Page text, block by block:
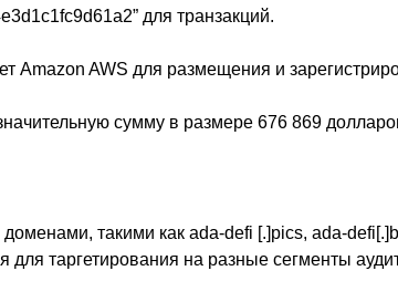
для транзакций.
Amazon AWS для размещения и
сумму в размере 676 869
такими как ada-defi [.]pics, ada-
для таргетирования на разные сегменты